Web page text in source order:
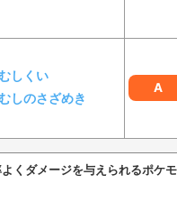
しくい
しのさざめき
A
よくダメージを与えられるポケ